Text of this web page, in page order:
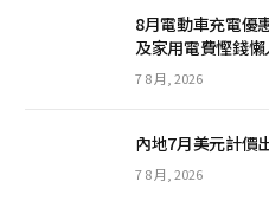
8月電動車充電優
及家用電費慳錢
7 8 月, 2026
內地7月美元計價
7 8 月, 2026